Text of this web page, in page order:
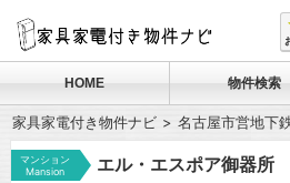
HOME 物件検索
家具家電付き物件ナビ 名古屋市営地下
マンション
Mansion
エル・エスポア御器所